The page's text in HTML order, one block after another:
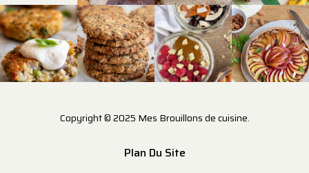
Copyright © 2025 Mes Brouillons de cuisine.
Plan Du Site